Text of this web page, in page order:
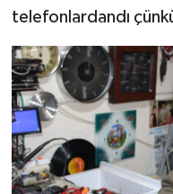
telefonlardandı